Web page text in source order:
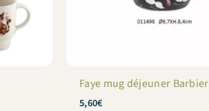
Faye mug déjeuner Barbier
5,60€